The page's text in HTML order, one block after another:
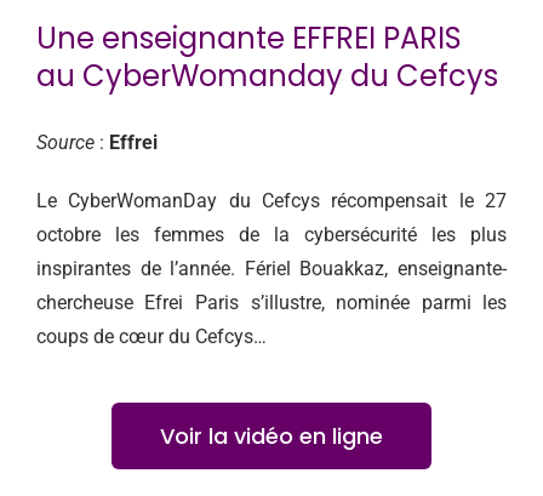
Une enseignante EFFREI PARIS
au CyberWomanday du Cefcys
Source: Effrei
Le CyberWomanDay du Cefcys récompensait le 27
octobre les femmes de la cybersécurité les plus
inspirantes de l’année. Fériel Bouakkaz, enseignante-
chercheuse Efrei Paris s’illustre, nominée parmi les
coups de cœur du Cefcys…
Voir la vidéo en ligne